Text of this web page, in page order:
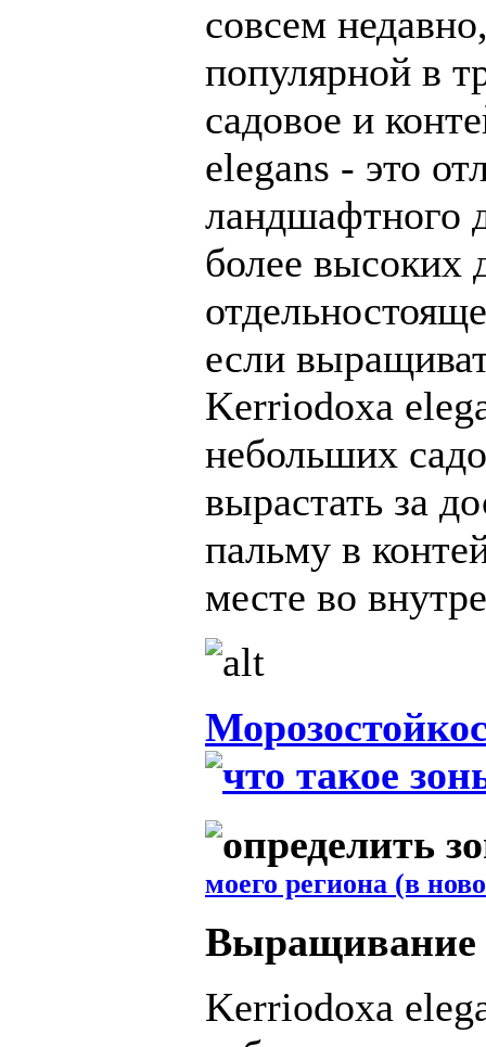
совсем
популярной в
садовое и
elegans - это
ландшафтного
более высоких
если
Kerriodoxa
небольших
вырастать за
пальму в
месте во
моего региона (в
Выращивание
Kerriodoxa